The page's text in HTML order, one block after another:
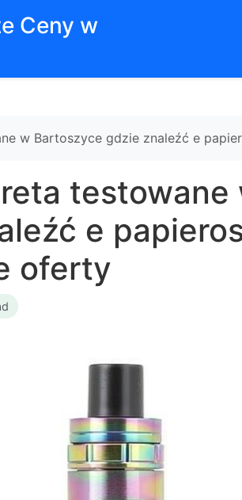
Ceny w
w Bartoszyce gdzie znaleźć e
testowane
e
oferty